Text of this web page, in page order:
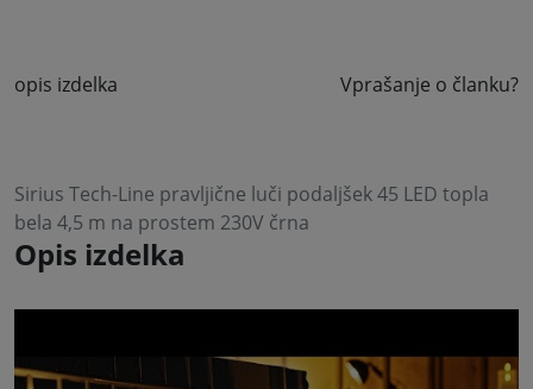
opis izdelka Vprašanje o članku?
Sirius Tech-Line pravljične luči podaljšek 45 LED topla
bela 4,5 m na prostem 230V črna
Opis izdelka